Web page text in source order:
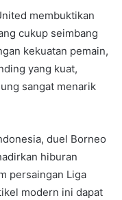
membuktikan
cukup seimbang
kekuatan pemain,
yang kuat,
sangat menarik
duel Borneo
hiburan
persaingan Liga
modern ini dapat